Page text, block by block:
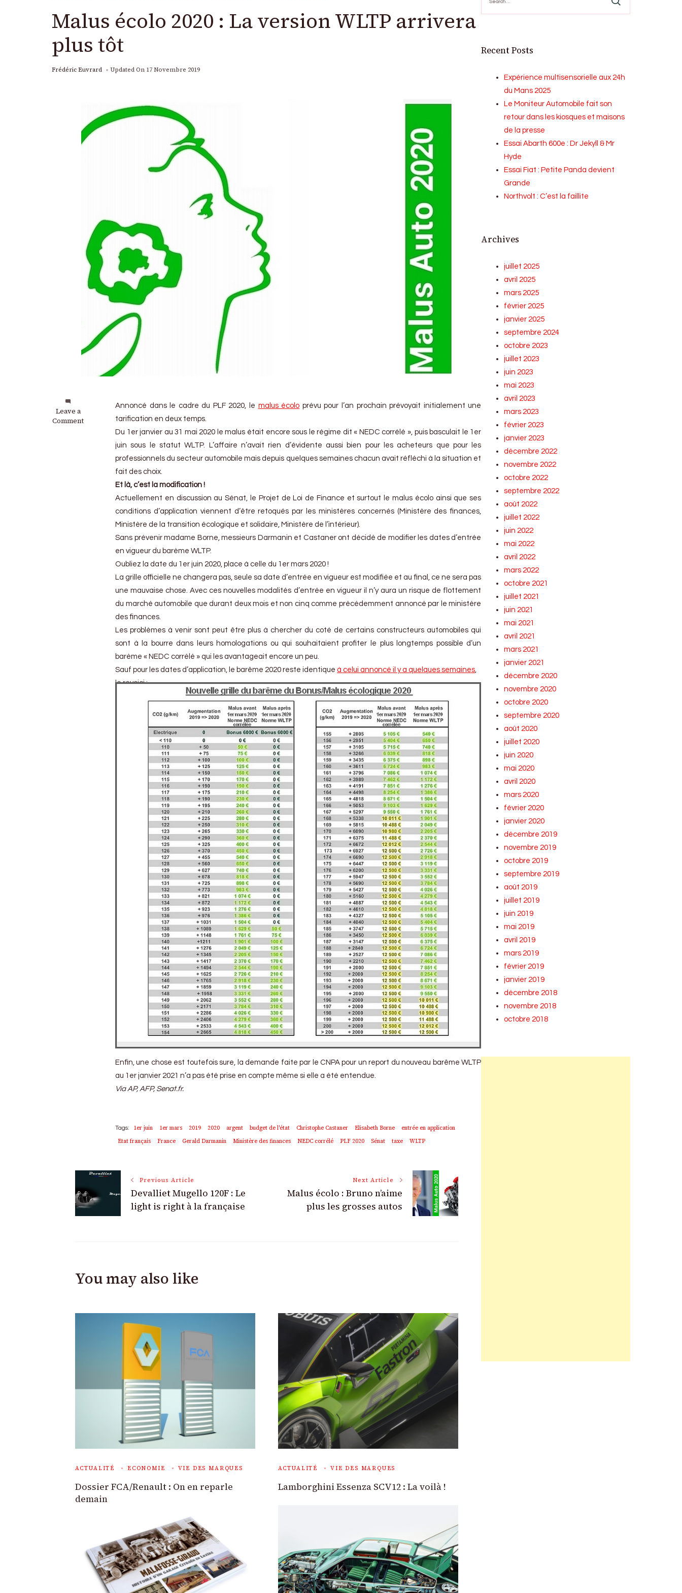
Malus écolo 2020 : La version WLTP arrivera
plus tôt
Frédéric Euvrard Updated On 17 Novembre 2019
Leave a
Comment
on
Malus
Annoncé dans le cadre du PLF 2020, le malus écolo prévu pour l’an prochain prévoyait initialement une
tarification en deux temps.
Du 1er janvier au 31 mai 2020 le malus était encore sous le régime dit « NEDC corrélé », puis basculait le 1er
juin sous le statut WLTP. L’affaire n’avait rien d’évidente aussi bien pour les acheteurs que pour les
professionnels du secteur automobile mais depuis quelques semaines chacun avait réfléchi à la situation et
fait des choix.
Et là, c’est la modification !
Actuellement en discussion au Sénat, le Projet de Loi de Finance et surtout le malus écolo ainsi que ses
conditions d’application viennent d’être retoqués par les ministères concernés (Ministère des finances,
Ministère de la transition écologique et solidaire, Ministère de l’intérieur).
Sans prévenir madame Borne, messieurs Darmanin et Castaner ont décidé de modifier les dates d’entrée
en vigueur du barème WLTP.
Oubliez la date du 1er juin 2020, place à celle du 1er mars 2020 !
La grille officielle ne changera pas, seule sa date d’entrée en vigueur est modifiée et au final, ce ne sera pas
une mauvaise chose. Avec ces nouvelles modalités d’entrée en vigueur il n’y aura un risque de flottement
du marché automobile que durant deux mois et non cinq comme précédemment annoncé par le ministère
des finances.
Les problèmes à venir sont peut être plus à chercher du coté de certains constructeurs automobiles qui
sont à la bourre dans leurs homologations ou qui souhaitaient profiter le plus longtemps possible d’un
barème « NEDC corrélé » qui les avantageait encore un peu.
Sauf pour les dates d’application, le barême 2020 reste identique à celui annoncé il y a quelques semaines,
le revoici :
Enfin, une chose est toutefois sure, la demande faite par le CNPA pour un report du nouveau barême WLTP
au 1er janvier 2021 n’a pas été prise en compte même si elle a été entendue.
Via AP, AFP, Senat.fr.
Tags: 1er juin 1er mars 2019 2020 argent budget de l'état Christophe Castaner Elisabeth Borne
entrée en application
Etat français
France Gerald Darmanin Ministère des finances NEDC corrélé PLF 2020 Sénat taxe WLTP
Post
Navigation
Previous Article
Devalliet Mugello 120F : Le
light is right à la française
Next Article
Malus écolo : Bruno n’aime
plus les grosses autos
You may also like
ACTUALITÉ ECONOMIE VIE DES MARQUES
Dossier FCA/Renault : On en reparle
demain
ACTUALITÉ VIE DES MARQUES
Lamborghini Essenza SCV12 : La voilà !
Recent Posts
Expérience multisensorielle aux 24h
du Mans 2025
Le Moniteur Automobile fait son
retour dans les kiosques et maisons
de la presse
Essai Abarth 600e : Dr Jekyll & Mr
Hyde
Essai Fiat : Petite Panda devient
Grande
Northvolt : C’est la faillite
Archives
juillet 2025
avril 2025
mars 2025
février 2025
janvier 2025
septembre 2024
octobre 2023
juillet 2023
juin 2023
mai 2023
avril 2023
mars 2023
février 2023
janvier 2023
décembre 2022
novembre 2022
octobre 2022
septembre 2022
août 2022
juillet 2022
juin 2022
mai 2022
avril 2022
mars 2022
octobre 2021
juillet 2021
juin 2021
mai 2021
avril 2021
mars 2021
janvier 2021
décembre 2020
novembre 2020
octobre 2020
septembre 2020
août 2020
juillet 2020
juin 2020
mai 2020
avril 2020
mars 2020
février 2020
janvier 2020
décembre 2019
novembre 2019
octobre 2019
septembre 2019
août 2019
juillet 2019
juin 2019
mai 2019
avril 2019
mars 2019
février 2019
janvier 2019
décembre 2018
novembre 2018
octobre 2018